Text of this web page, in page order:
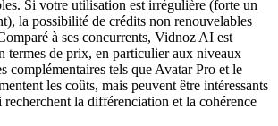
Si votre utilisation est irrégulière (forte un
la possibilité de crédits non renouvelables
à ses concurrents, Vidnoz AI est
termes de prix, en particulier aux niveaux
complémentaires tels que Avatar Pro et le
les coûts, mais peuvent être intéressants
recherchent la différenciation et la cohérence